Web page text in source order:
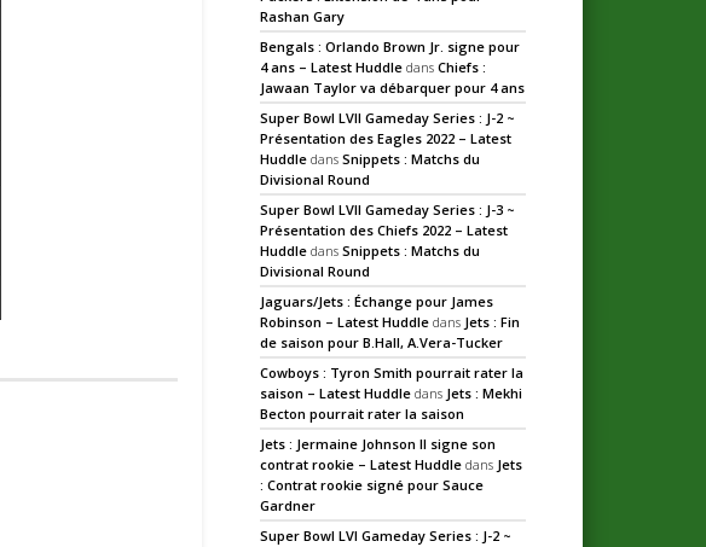
Rashan Gary
Bengals : Orlando Brown Jr. signe pour
4 ans – Latest Huddle dansChiefs :
Jawaan Taylor va débarquer pour 4 ans
Super Bowl LVII Gameday Series : J-2 ~
Présentation des Eagles 2022 – Latest
Huddle dansSnippets : Matchs du
Divisional Round
Super Bowl LVII Gameday Series : J-3 ~
Présentation des Chiefs 2022 – Latest
Huddle dansSnippets : Matchs du
Divisional Round
Jaguars/Jets : Échange pour James
Robinson – Latest Huddle dans Jets : Fin
de saison pour B.Hall, A.Vera-Tucker
Cowboys : Tyron Smith pourrait rater la
saison – Latest Huddle dans Jets : Mekhi
Becton pourrait rater la saison
Jets : Jermaine Johnson II signe son
contrat rookie – Latest Huddle dans Jets
: Contrat rookie signé pour Sauce
Gardner
Super Bowl LVI Gameday Series : J-2 ~